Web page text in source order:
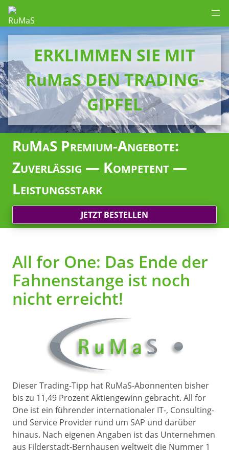
ERKLIMMEN SIE MIT
RuMaS DEN TRADING-
GIPFEL
RuMaS Premium-Angebote:
Zuverlässig — Kompetent —
Leistungsstark
JETZT BESTELLEN
All for One: Das Ende der
Fahnenstange ist noch
nicht erreicht!
Dieser Trading-Tipp hat RuMaS-Abonnenten bisher
bis zu 11,49 Prozent Aktiengewinn gebracht. All for
One ist ein führender internationaler IT-, Consulting-
und Service Provider rund um SAP und darüber
hinaus. Nach eigenen Angaben ist das Unternehmen
aus Filderstadt-Bernhausen weltweit die Nummer 1